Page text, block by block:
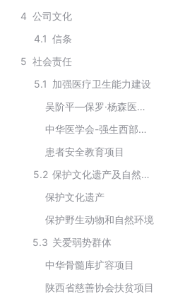
4 公司文化
4.1 信条
5 社会责任
5.1 加强医疗卫生能力建设
吴阶平—保罗·杨森医学药学奖（吴杨奖）
中华医学会-强生西部行活动
患者安全教育项目
5.2
保护文化遗产及自然环境
保护文化遗产
保护野生动物和自然环境
5.3 关爱弱势群体
中华骨髓库扩容项目
陕西省慈善协会扶贫项目